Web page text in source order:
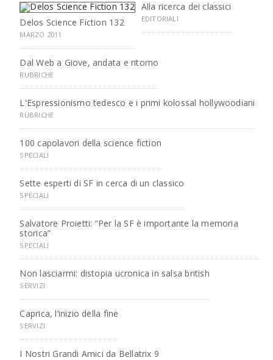
Delos Science Fiction 132
MARZO 2011
Alla ricerca dei classici
EDITORIALI
Dal Web a Giove, andata e ritorno
RUBRICHE
L'Espressionismo tedesco e i primi kolossal hollywoodiani
RUBRICHE
100 capolavori della science fiction
SPECIALI
Sette esperti di SF in cerca di un classico
SPECIALI
Salvatore Proietti: “Per la SF è importante la memoria
storica”
SPECIALI
Non lasciarmi: distopia ucronica in salsa british
SERVIZI
Caprica, l’inizio della fine
SERVIZI
I Nostri Grandi Amici da Bellatrix 9